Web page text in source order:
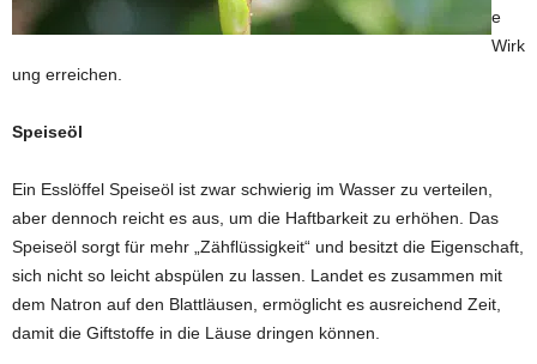
e
Wirk
ung erreichen.
Speiseöl
Ein Esslöffel Speiseöl ist zwar schwierig im Wasser zu verteilen,
aber dennoch reicht es aus, um die Haftbarkeit zu erhöhen. Das
Speiseöl sorgt für mehr „Zähflüssigkeit“ und besitzt die Eigenschaft,
sich nicht so leicht abspülen zu lassen. Landet es zusammen mit
dem Natron auf den Blattläusen, ermöglicht es ausreichend Zeit,
damit die Giftstoffe in die Läuse dringen können.